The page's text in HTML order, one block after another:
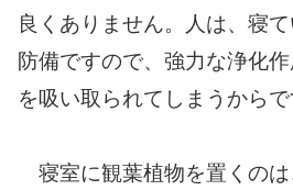
良くありません。人は、寝
防備ですので、強力な浄化
を吸い取られてしまうからで
寝室に観葉植物を置くのは